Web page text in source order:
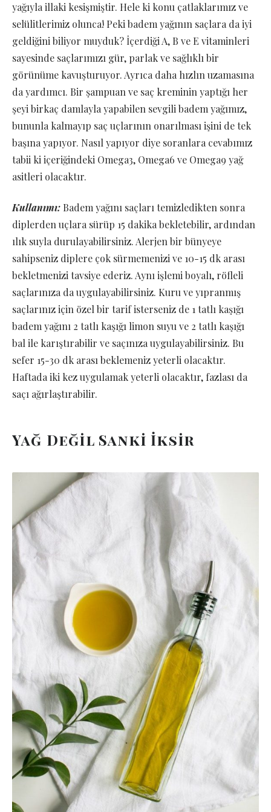
yağıyla illaki kesişmiştir. Hele ki konu çatlaklarımız ve
selülitlerimiz olunca! Peki badem yağının saçlara da iyi
geldiğini biliyor muyduk? İçerdiği A, B ve E vitaminleri
sayesinde saçlarımızı gür, parlak ve sağlıklı bir
görünüme kavuşturuyor. Ayrıca daha hızlın uzamasına
da yardımcı. Bir şampuan ve saç kreminin yaptığı her
şeyi birkaç damlayla yapabilen sevgili badem yağımız,
bununla kalmayıp saç uçlarının onarılması işini de tek
başına yapıyor. Nasıl yapıyor diye soranlara cevabımız
tabii ki içeriğindeki Omega3, Omega6 ve Omega9 yağ
asitleri olacaktır.
Kullanımı: Badem yağını saçları temizledikten sonra
diplerden uçlara sürüp 15 dakika bekletebilir, ardından
ılık suyla durulayabilirsiniz. Alerjen bir bünyeye
sahipseniz diplere çok sürmemenizi ve 10-15 dk arası
bekletmenizi tavsiye ederiz. Aynı işlemi boyalı, röfleli
saçlarınıza da uygulayabilirsiniz. Kuru ve yıpranmış
saçlarınız için özel bir tarif isterseniz de 1 tatlı kaşığı
badem yağını 2 tatlı kaşığı limon suyu ve 2 tatlı kaşığı
bal ile karıştırabilir ve saçınıza uygulayabilirsiniz. Bu
sefer 15-30 dk arası beklemeniz yeterli olacaktır.
Haftada iki kez uygulamak yeterli olacaktır, fazlası da
saçı ağırlaştırabilir.
Yağ Değil Sanki İksir